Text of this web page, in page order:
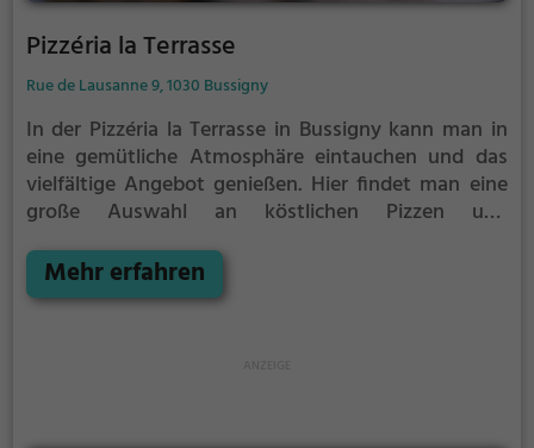
Pizzéria la Terrasse
Rue de Lausanne 9, 1030 Bussigny
In der Pizzéria la Terrasse in Bussigny kann man in
eine gemütliche Atmosphäre eintauchen und das
vielfältige Angebot genießen. Hier findet man eine
große Auswahl an köstlichen Pizzen und
Kaffee, Kuchen und leckere Cocktails stehen auf der
Karte. Für Vegetarier gibt es ebenfalls eine breite
Mehr erfahren